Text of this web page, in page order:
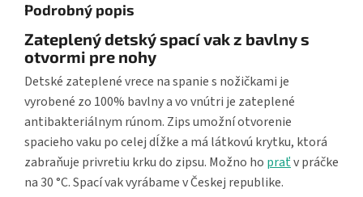
Podrobný popis
Zateplený detský spací vak z bavlny s
otvormi pre nohy
Detské zateplené vrece na spanie s nožičkami je
vyrobené zo 100% bavlny a vo vnútri je zateplené
antibakteriálnym rúnom. Zips umožní otvorenie
spacieho vaku po celej dĺžke a má látkovú krytku, ktorá
zabraňuje privretiu krku do zipsu. Možno ho praťv práčke
na 30 °C. Spací vak vyrábame v Českej republike.